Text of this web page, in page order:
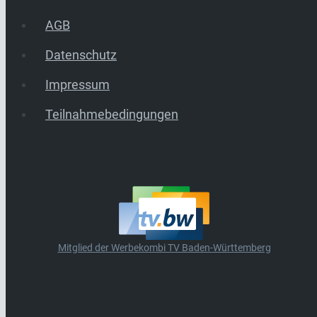
AGB
Datenschutz
Impressum
Teilnahmebedingungen
Mitglied der Werbekombi TV Baden-Württemberg